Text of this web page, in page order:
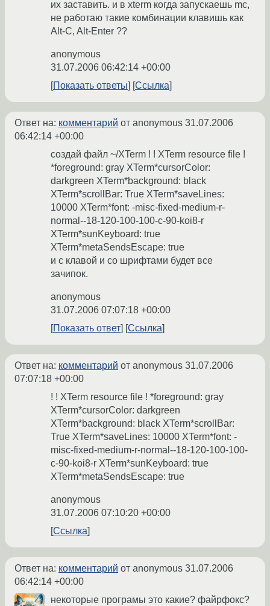
их заставить. и в xterm когда запускаешь mc,
не работаю такие комбинации клавишь как
Alt-C, Alt-Enter ??
anonymous
31.07.2006 06:42:14 +00:00
Показать ответы
Ссылка
Ответ на: комментарий от anonymous 31.07.2006
06:42:14 +00:00
создай файл ~/XTerm ! ! XTerm resource file !
*foreground: gray XTerm*cursorColor:
darkgreen XTerm*background: black
XTerm*scrollBar: True XTerm*saveLines:
10000 XTerm*font: -misc-fixed-medium-r-
normal--18-120-100-100-c-90-koi8-r
XTerm*sunKeyboard: true
XTerm*metaSendsEscape: true
и с клавой и со шрифтами будет все
зачипок.
anonymous
31.07.2006 07:07:18 +00:00
Показать ответ
Ссылка
Ответ на: комментарий от anonymous 31.07.2006
07:07:18 +00:00
! ! XTerm resource file ! *foreground: gray
XTerm*cursorColor: darkgreen
XTerm*background: black XTerm*scrollBar:
True XTerm*saveLines: 10000 XTerm*font: -
misc-fixed-medium-r-normal--18-120-100-100-
c-90-koi8-r XTerm*sunKeyboard: true
XTerm*metaSendsEscape: true
anonymous
31.07.2006 07:10:20 +00:00
Ссылка
Ответ на: комментарий от anonymous 31.07.2006
06:42:14 +00:00
некоторые програмы это какие? файрфокс?